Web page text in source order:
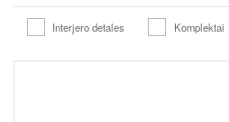
Interjero detales Komplektai